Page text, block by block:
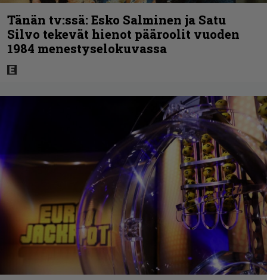
Tänän tv:ssä: Esko Salminen ja Satu
Silvo tekevät hienot pääroolit vuoden
1984 menestyselokuvassa